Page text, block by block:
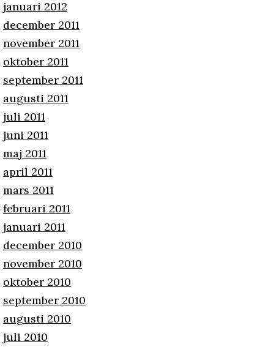
januari 2012
december 2011
november 2011
oktober 2011
september 2011
augusti 2011
juli 2011
juni 2011
maj 2011
april 2011
mars 2011
februari 2011
januari 2011
december 2010
november 2010
oktober 2010
september 2010
augusti 2010
juli 2010